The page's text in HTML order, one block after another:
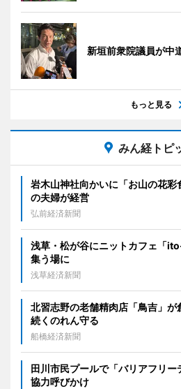
新垣前衆院議員が中
もっと見る
みん経トピ
岩木山神社向かいに「お山の花
の夫婦が経営
弘前経済新聞
浅草・松が谷にニットカフェ「
集う場に
浅草経済新聞
北習志野の老舗精肉店「鳥吉」
続くのれん守る
船橋経済新聞
田川市民プールで「バリアフリ
協力呼びかけ